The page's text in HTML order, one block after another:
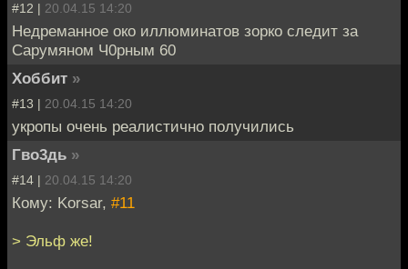
#12 | 20.04.15 14:20
Недреманное око иллюминатов зорко следит за
Сарумяном Ч0рным 60
Хоббит »
#13 | 20.04.15 14:20
укропы очень реалистично получились
Гво3дь »
#14 | 20.04.15 14:20
Кому: Korsar, #11
> Эльф же!